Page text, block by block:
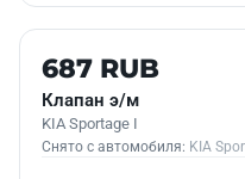
Б/У В НАЛИЧИИ
687 RUB
Клапан э/м
KIA Sportage I
Снято с автомобиля: KIA